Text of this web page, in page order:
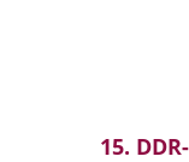
15.